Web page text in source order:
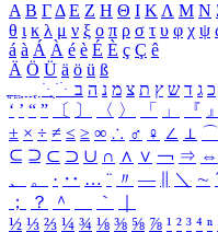
Α Β ΓΔ Ε Ζ Η Θ Ι ΚΛ Μ Ν
θ ι κ λ μ ν ξ ο π ρ σ τ υ φ χ ψ
á à Á À é è É È ç Ç ê
Ä Ö Ü ä ö ü ß
ִֶֹ ֻּ ׁׂ כ ג ד ש ץ ת צ מ נ ה ב
‘ ’ “ ” 〔 〕 〈 〉 「 」 『 』
± × ÷ ≠ ≤ ≥ ∞ ∴ ♂ ♀ ∠ ⊥ ⌒
⊆ ⊇ ⊂ ⊃ ∪ ∩ ∧ ∨ ￢ ⇒ ⇔
、
。 · ‥ … ¨ 〃 ― ＼ ∼ ´
；
？ ＾ ｀
½ ⅓ ⅔ ¼ ¾ ⅛ ⅜ ⅝ ⅞ ¹ ² ³ ⁴ ⁿ